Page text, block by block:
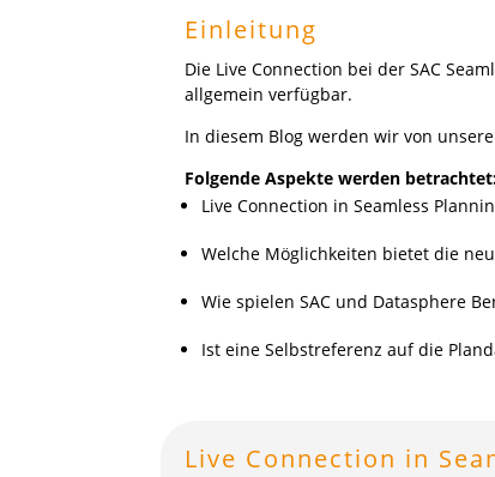
Einleitung
Die Live Connection bei der SAC
allgemein verfügbar.
In diesem Blog werden wir von
Folgende Aspekte werden
Live Connection in Seamless
Welche Möglichkeiten bietet die
Wie spielen SAC und Datasphere
Ist eine Selbstreferenz auf die
Live Connection in